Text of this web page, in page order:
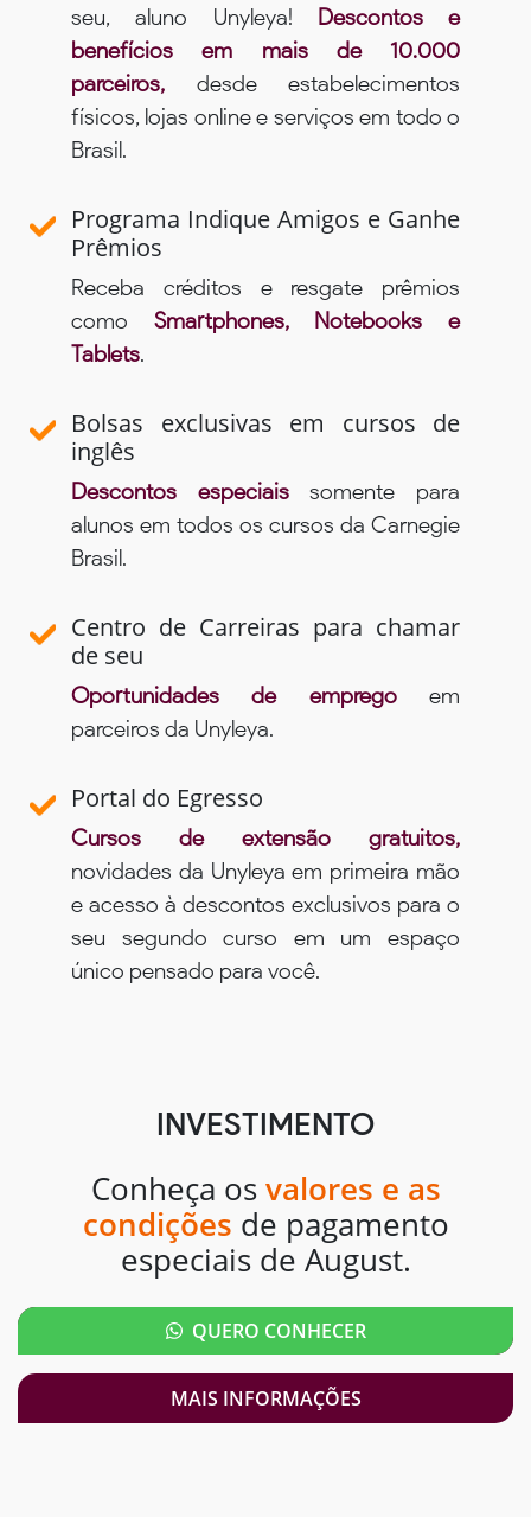
seu, aluno Unyleya! Descontos e
benefícios em mais de 10.000
parceiros, desde estabelecimentos
físicos, lojas online e serviços em todo o
Brasil.
Programa Indique Amigos e Ganhe
Prêmios
Receba créditos e resgate prêmios
como Smartphones, Notebooks e
Tablets.
Bolsas exclusivas em cursos de
inglês
Descontos especiaissomente para
alunos em todos os cursos da Carnegie
Brasil.
Centro de Carreiras para chamar
de seu
Oportunidades de empregoem
parceiros da Unyleya.
Portal do Egresso
Cursos de extensão gratuitos,
novidades da Unyleya em primeira mão
e acesso à descontos exclusivos para o
seu segundo curso em um espaço
único pensado para você.
INVESTIMENTO
Conheça os valores e as
condições de pagamento
especiais de August.
QUERO CONHECER
MAIS INFORMAÇÕES